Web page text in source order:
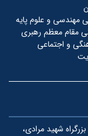
مهندسی و علوم پایه
مقام معظم رهبری
و اجتماعی
سیستان و بلوچستان، ایرانشهر، کیلومتر ۵ بزرگراه شهید مرادی،